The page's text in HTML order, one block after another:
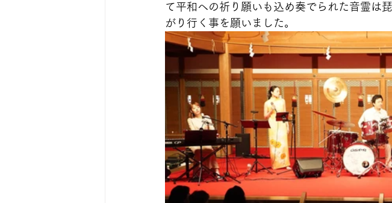
て平和への祈り願いも込め奏でられた音霊は
がり行く事を願いました。